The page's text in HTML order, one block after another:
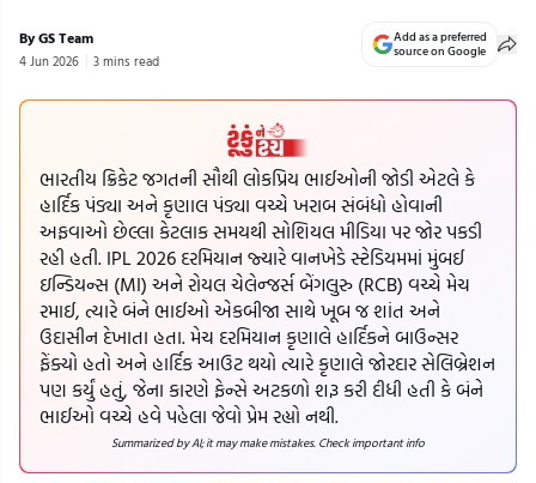
By GS Team
4 Jun 2026 3 mins read
Add as a preferred
source on Google
ભારતીય ક્રિકેટ જગતની સૌથી લોકપ્રિય ભાઈઓની જોડી એટલે કે
હાર્દિક પંડ્યા અને કૃણાલ પંડ્યા વચ્ચે ખરાબ સંબંધો હોવાની
અફવાઓ છેલ્લા કેટલાક સમયથી સોશિયલ મીડિયા પર જોર પકડી
રહી હતી. IPL 2026 દરમિયાન જ્યારે વાનખેડે સ્ટેડિયમમાં મુંબઈ
ઇન્ડિયન્સ (MI) અને રોયલ ચેલેન્જર્સ બેંગલુરુ (RCB) વચ્ચે મેચ
રમાઈ, ત્યારે બંને ભાઈઓ એકબીજા સાથે ખૂબ જ શાંત અને
ઉદાસીન દેખાતા હતા. મેચ દરમિયાન કૃણાલે હાર્દિકને બાઉન્સર
ફેંક્યો હતો અને હાર્દિક આઉટ થયો ત્યારે કૃણાલે જોરદાર સેલિબ્રેશન
પણ કર્યું હતું, જેના કારણે ફેન્સે અટકળો શરૂ કરી દીધી હતી કે બંને
ભાઈઓ વચ્ચે હવે પહેલા જેવો પ્રેમ રહ્યો નથી.
Summarized by AI; it may make mistakes. Check important info